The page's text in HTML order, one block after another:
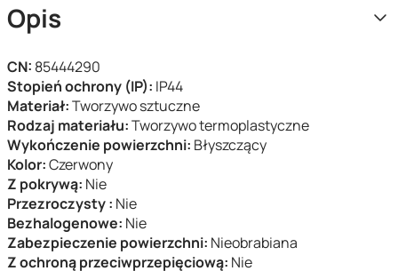
Opis
CN: 85444290
Stopień ochrony (IP): IP44
Materiał:Tworzywo sztuczne
Rodzaj materiału:Tworzywo termoplastyczne
Wykończenie powierzchni: Błyszczący
Kolor:Czerwony
Z pokrywą: Nie
Przezroczysty : Nie
Bezhalogenowe: Nie
Zabezpieczenie powierzchni: Nieobrabiana
Z ochroną przeciwprzepięciową: Nie